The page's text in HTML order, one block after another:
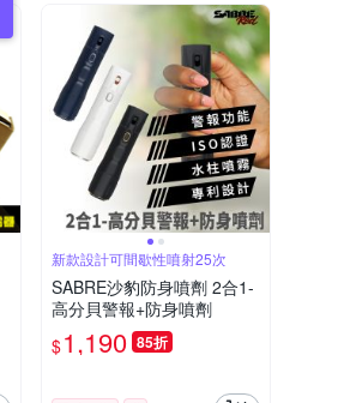
新款設計可間歇性噴射25次
SABRE沙豹防身噴劑 2合1-
高分貝警報+防身噴劑
$1,190 85折